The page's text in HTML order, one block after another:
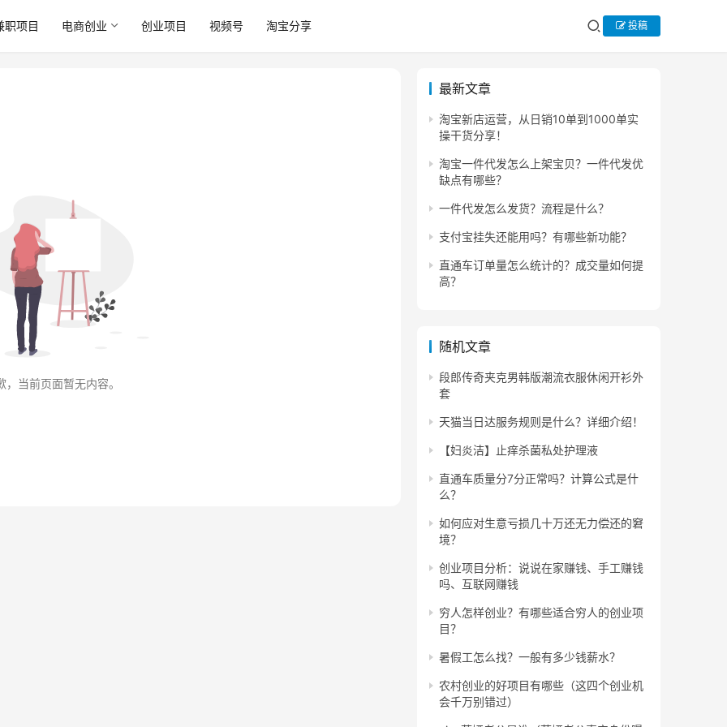
职项目 电商创业 创业项目 视频号 淘宝分享 投稿
，当前页面暂无内容。
最新文章
淘宝新店运营，从日销10单到1000单实
操干货分享！
淘宝一件代发怎么上架宝贝？一件代发优
缺点有哪些？
一件代发怎么发货？流程是什么？
支付宝挂失还能用吗？有哪些新功能？
直通车订单量怎么统计的？成交量如何提
高？
随机文章
段郎传奇夹克男韩版潮流衣服休闲开衫外
套
天猫当日达服务规则是什么？详细介绍！
【妇炎洁】止痒杀菌私处护理液
直通车质量分7分正常吗？计算公式是什
么？
如何应对生意亏损几十万还无力偿还的窘
境？
创业项目分析：说说在家赚钱、手工赚钱
吗、互联网赚钱
穷人怎样创业？有哪些适合穷人的创业项
目？
暑假工怎么找？一般有多少钱薪水？
农村创业的好项目有哪些（这四个创业机
会千万别错过）